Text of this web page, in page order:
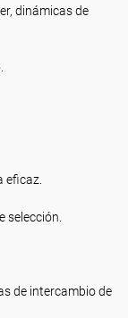
dinámicas de
eficaz.
selección.
de intercambio de